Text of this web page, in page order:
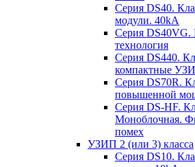
Серия DS40.
модули. 40kA
Серия DS40VG.
технология
Серия DS440.
компактные
Серия DS70R.
повышенной
Серия DS-HF.
Моноблочная.
помех
УЗИП 2 (или 3) класса
Серия DS10.